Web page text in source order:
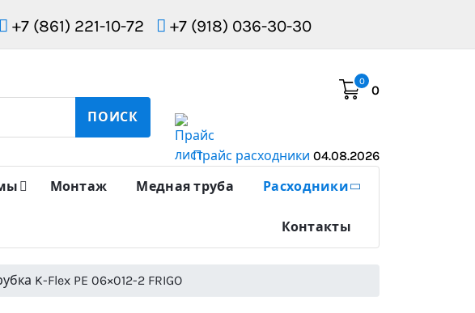
+7 (861) 221-10-72 +7 (918) 036-30-30
ПОИСК
0
0
Прайс расходники 04.08.2026
Монтаж Медная труба Расходники
Контакты
K-Flex PE 06×012-2 FRIGO